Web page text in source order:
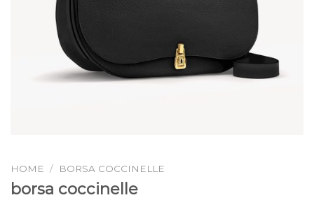
HOME / BORSA COCCINELLE
borsa coccinelle